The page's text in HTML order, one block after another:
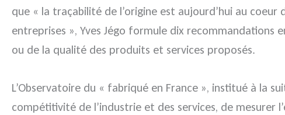
que « la traçabilité de l’origine est aujourd’hui au
entreprises », Yves Jégo formule dix recommandations
ou de la qualité des produits et services proposés.
L’Observatoire du « fabriqué en France », institué à la
compétitivité de l’industrie et des services, de mesurer